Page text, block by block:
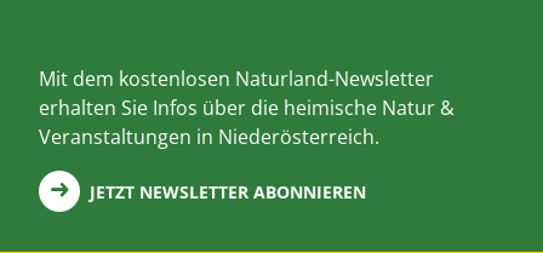
Mit dem kostenlosen Naturland-Newsletter
erhalten Sie Infos über die heimische Natur &
Veranstaltungen in Niederösterreich.
JETZT NEWSLETTER ABONNIEREN